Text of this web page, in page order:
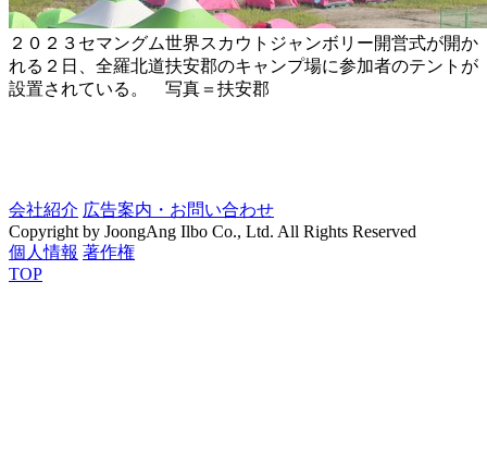
２０２３セマングム世界スカウトジャンボリー開営式が開か
れる２日、全羅北道扶安郡のキャンプ場に参加者のテントが
設置されている。 写真＝扶安郡
会社紹介 広告案内・お問い合わせ
Copyright by JoongAng Ilbo Co., Ltd. All Rights Reserved
個人情報 著作権
TOP